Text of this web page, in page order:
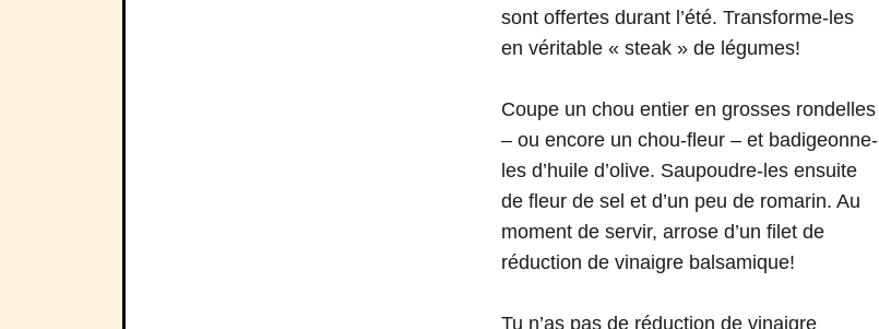
sont offertes durant l’été. Transforme-les
en véritable « steak » de légumes!
Coupe un chou entier en grosses rondelles
– ou encore un chou-fleur – et badigeonne-
les d’huile d’olive. Saupoudre-les ensuite
de fleur de sel et d’un peu de romarin. Au
moment de servir, arrose d’un filet de
réduction de vinaigre balsamique!
Tu n’as pas de réduction de vinaigre